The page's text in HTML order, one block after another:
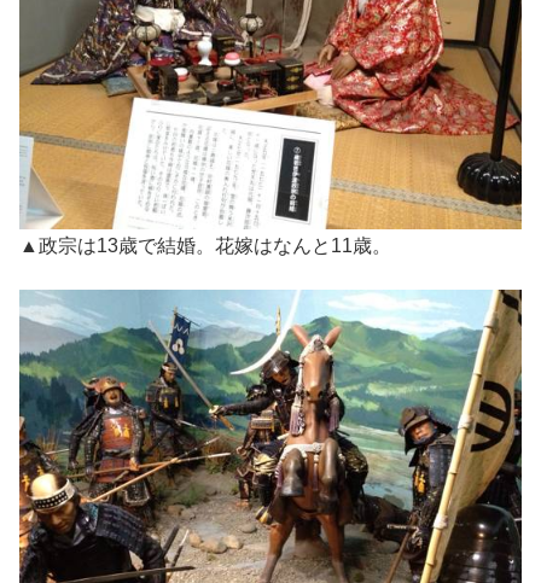
▲政宗は13歳で結婚。花嫁はなんと11歳。